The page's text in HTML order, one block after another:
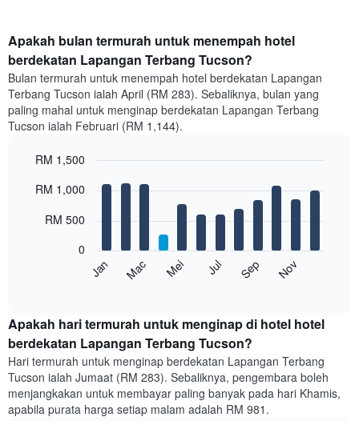
Apakah bulan termurah untuk menempah hotel
berdekatan Lapangan Terbang Tucson?
Bulan termurah untuk menempah hotel berdekatan Lapangan
Terbang Tucson ialah April (RM 283). Sebaliknya, bulan yang
paling mahal untuk menginap berdekatan Lapangan Terbang
Tucson ialah Februari (RM 1,144).
chart
bars.
purata
bilik
setiap
bulan
Carta
mempunyai
1
graphic.
Jan Mac Mei Jul Sep Nov
0
RM 500
RM 1,000
RM 1,500
Apakah hari termurah untuk menginap di hotel hotel
berdekatan Lapangan Terbang Tucson?
Hari termurah untuk menginap berdekatan Lapangan Terbang
Tucson ialah Jumaat (RM 283). Sebaliknya, pengembara boleh
menjangkakan untuk membayar paling banyak pada hari Khamis,
apabila purata harga setiap malam adalah RM 981.